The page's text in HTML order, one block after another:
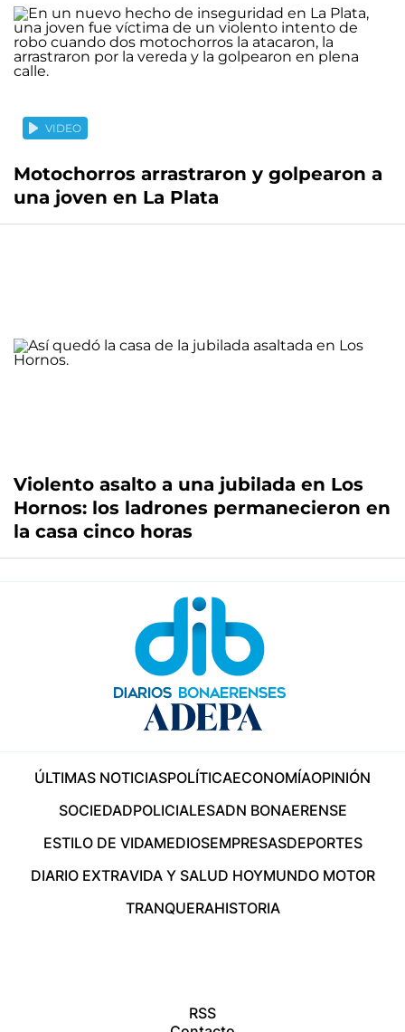
VIDEO
Motochorros arrastraron y golpearon a
una joven en La Plata
Violento asalto a una jubilada en Los
Hornos: los ladrones permanecieron en
la casa cinco horas
ÚLTIMAS NOTICIASPOLÍTICAECONOMÍAOPINIÓN
SOCIEDADPOLICIALESADN BONAERENSE
ESTILO DE VIDAMEDIOSEMPRESASDEPORTES
DIARIO EXTRAVIDA Y SALUD HOYMUNDO MOTOR
TRANQUERAHISTORIA
RSS